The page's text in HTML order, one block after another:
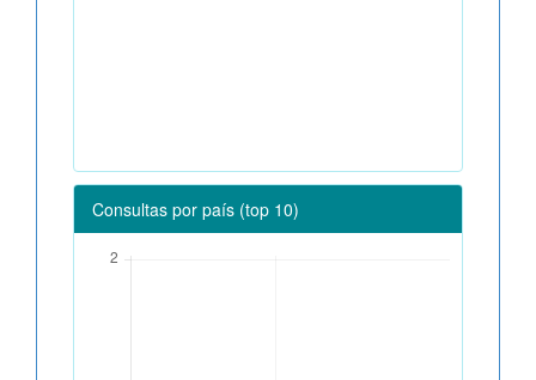
Consultas por país (top 10)